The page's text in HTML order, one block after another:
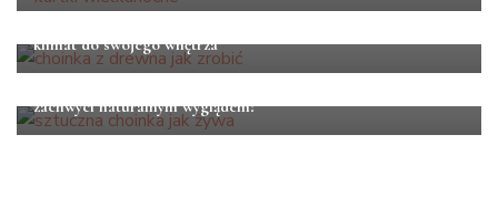
klimat do swojego wnętrza
LIFESTYLE
zachwyci naturalnym wyglądem?